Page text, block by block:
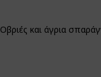
Οβριές και άγρια